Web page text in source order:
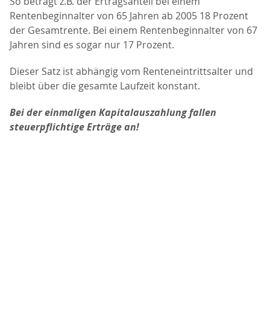
Rentenbeginnalter von 65 Jahren ab 2005 18 Prozent
der Gesamtrente. Bei einem Rentenbeginnalter von 67
Jahren sind es sogar nur 17 Prozent.
Dieser Satz ist abhängig vom Renteneintrittsalter und
bleibt über die gesamte Laufzeit konstant.
Bei der einmaligen Kapitalauszahlung fallen
steuerpflichtige Erträge an!